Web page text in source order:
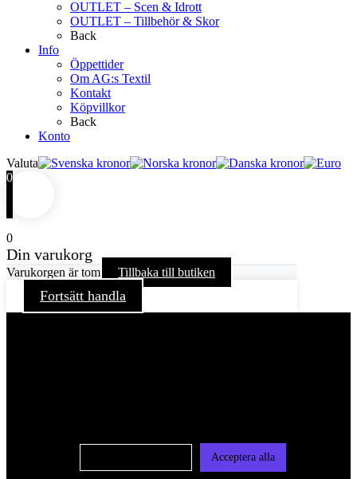
OUTLET – Scen & Idrott
OUTLET – Tillbehör & Skor
Back
Info
Öppettider
Om AG:s Textil
Kontakt
Köpvillkor
Back
Konto
Valuta
0
0
Din varukorg
Varukorgen är tom Tillbaka till butiken
Fortsätt handla
Acceptera alla